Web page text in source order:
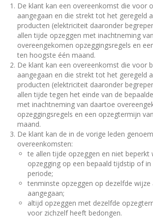
De klant kan een overeenkomst die voor
aangegaan en die strekt tot het geregeld
producten (elektriciteit daaronder
allen tijde opzeggen met inachtneming
overeengekomen opzeggingsregels en
ten hoogste één maand.
De klant kan een overeenkomst die voor
aangegaan en die strekt tot het geregeld
producten (elektriciteit daaronder
allen tijde tegen het einde van de
met inachtneming van daartoe
opzeggingsregels en een opzegtermijn
maand.
De klant kan de in de vorige leden
overeenkomsten:
te allen tijde opzeggen en niet
opzegging op een bepaald tijdstip of in
periode;
tenminste opzeggen op dezelfde
aangegaan;
altijd opzeggen met dezelfde
voor zichzelf heeft bedongen.